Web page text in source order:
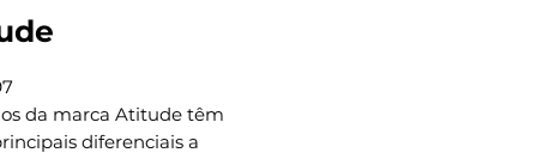
da marca Atitude têm
diferenciais a